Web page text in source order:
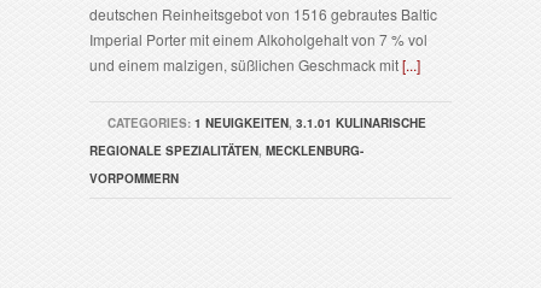
deutschen Reinheitsgebot von 1516 gebrautes Baltic
Imperial Porter mit einem Alkoholgehalt von 7 % vol
und einem malzigen, süßlichen Geschmack mit[...]
CATEGORIES: 1 NEUIGKEITEN, 3.1.01 KULINARISCHE
REGIONALE SPEZIALITÄTEN, MECKLENBURG-
VORPOMMERN